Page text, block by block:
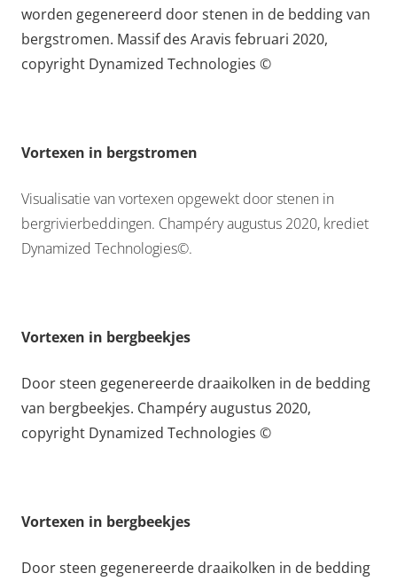
worden gegenereerd door stenen in de bedding van
bergstromen. Massif des Aravis februari 2020,
copyright Dynamized Technologies ©
Vortexen in bergstromen
Visualisatie van vortexen opgewekt door stenen in
bergrivierbeddingen. Champéry augustus 2020, krediet
Dynamized Technologies©.
Vortexen in bergbeekjes
Door steen gegenereerde draaikolken in de bedding
van bergbeekjes. Champéry augustus 2020,
copyright Dynamized Technologies ©
Vortexen in bergbeekjes
Door steen gegenereerde draaikolken in de bedding